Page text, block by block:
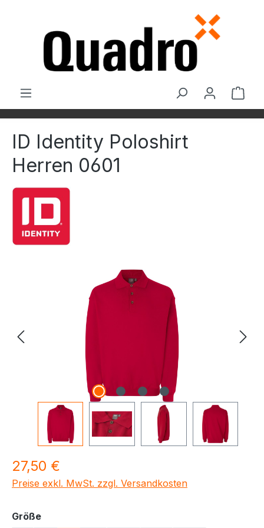
ID Identity Poloshirt
Herren 0601
Bildergalerie überspringen
Regulärer Preis:
27,50 €
Preise exkl. MwSt. zzgl. Versandkosten
Größeauswählen